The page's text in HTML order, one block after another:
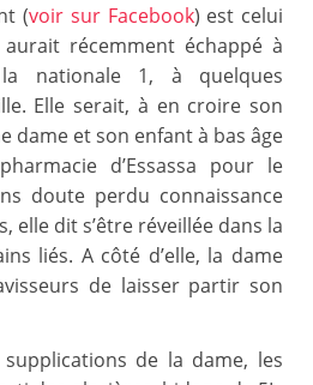
(voir sur Facebook) est celui
récemment échappé à
nationale 1, à quelques
Elle serait, à en croire son
dame et son enfant à bas âge
d’Essassa pour le
doute perdu connaissance
elle dit s’être réveillée dans la
liés. A côté d’elle, la dame
de laisser partir son
de la dame, les